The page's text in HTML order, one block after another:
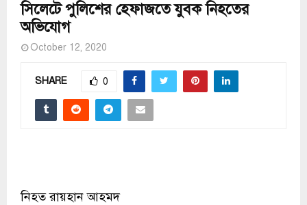
সিলেটে পুলিশের হেফাজতে যুবক নিহতের
অভিযোগ
October 12, 2020
SHARE 0
নিহত রায়হান আহমদ